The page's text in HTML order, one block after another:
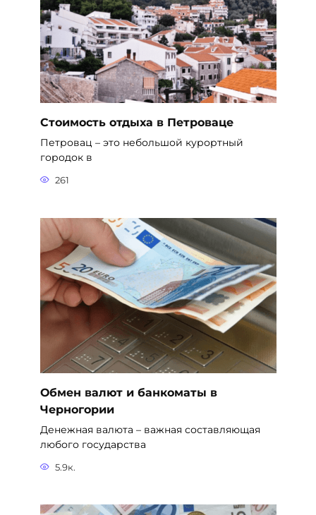
Стоимость отдыха в Петроваце
Петровац – это небольшой курортный
городок в
261
Обмен валют и банкоматы в
Черногории
Денежная валюта – важная составляющая
любого государства
5.9к.